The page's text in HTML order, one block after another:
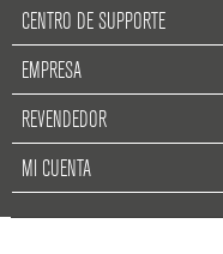
CENTRO DE SUPPORTE
EMPRESA
REVENDEDOR
MI CUENTA